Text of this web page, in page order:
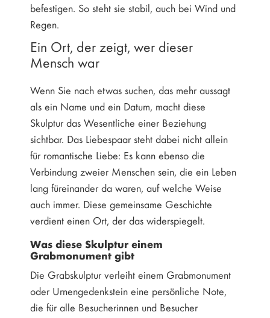
befestigen. So steht sie stabil, auch bei Wind und
Regen.
Ein Ort, der zeigt, wer dieser
Mensch war
Wenn Sie nach etwas suchen, das mehr aussagt
als ein Name und ein Datum, macht diese
Skulptur das Wesentliche einer Beziehung
sichtbar. Das Liebespaar steht dabei nicht allein
für romantische Liebe: Es kann ebenso die
Verbindung zweier Menschen sein, die ein Leben
lang füreinander da waren, auf welche Weise
auch immer. Diese gemeinsame Geschichte
verdient einen Ort, der das widerspiegelt.
Was diese Skulptur einem
Grabmonument gibt
Die Grabskulptur verleiht einem Grabmonument
oder Urnengedenkstein eine persönliche Note,
die für alle Besucherinnen und Besucher